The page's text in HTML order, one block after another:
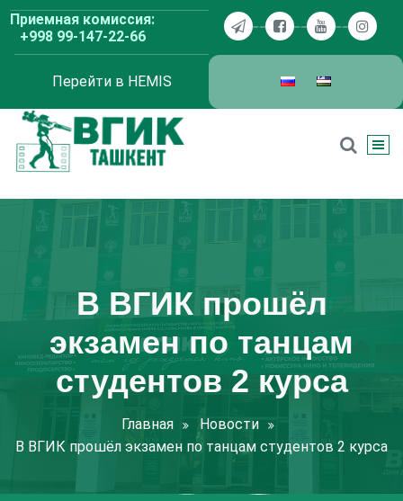
Перейти
содержимому
Приемная комиссия:
+998 99-147-22-66
Перейти в HEMIS
В ВГИК прошёл
экзамен по танцам
студентов 2 курса
Главная
Новости
В ВГИК прошёл экзамен по танцам студентов 2 курса